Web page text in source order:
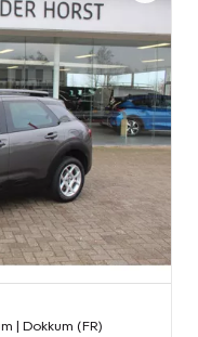
| Dokkum (FR)